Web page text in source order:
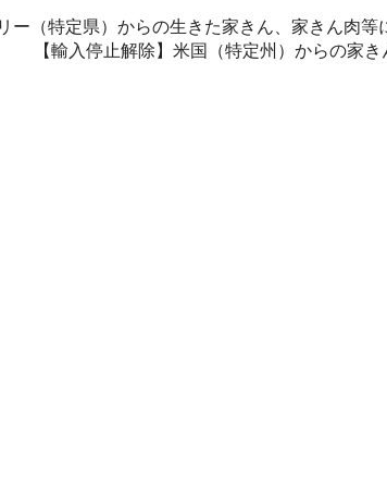
ー（特定県）からの生きた家きん、家きん肉
【輸入停止解除】米国（特定州）からの家